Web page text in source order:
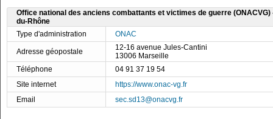
Office national des anciens combattants et victimes de guerre
du-Rhône
Type d'administration
ONAC
Adresse géopostale
12-16 avenue Jules-Cantini
13006 Marseille
Téléphone
04 91 37 19 54
Site internet
https://www.onac-vg.fr
Email
sec.sd13@onacvg.fr